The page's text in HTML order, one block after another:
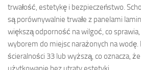
trwałość, estetykę i bezpieczeństwo.
są porównywalnie trwałe z panelami
większą odporność na wilgoć, co
wyborem do miejsc narażonych na wodę.
ścieralności 33 lub wyższą, co oznacza,